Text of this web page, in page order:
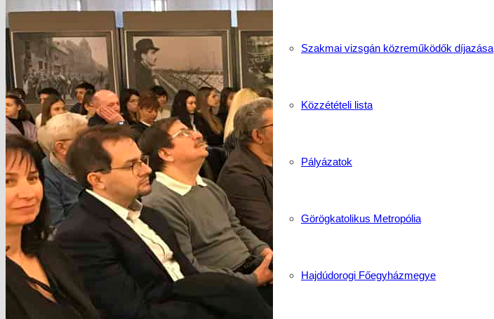
Szakmai vizsgán közreműködők díjazása
Közzétételi lista
Pályázatok
Görögkatolikus Metropólia
Hajdúdorogi Főegyházmegye